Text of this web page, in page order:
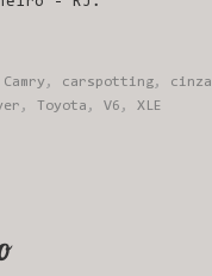
Camry , carspotting, cinza
, Toyota , V6 , XLE